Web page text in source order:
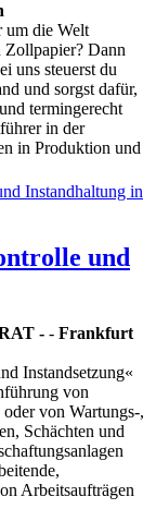
um die Welt
Zollpapier? Dann
uns steuerst du
und sorgst dafür,
termingerecht
in der
in Produktion und
und
- - Frankfurt
Instandsetzung«
von
von Wartungs-,
Schächten und
Arbeitsaufträgen